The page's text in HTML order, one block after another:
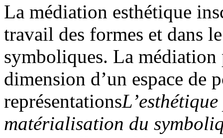
La médiation esthétique
travail des formes et dans
symboliques. La
dimension d’un espace de
représentations
matérialisation du